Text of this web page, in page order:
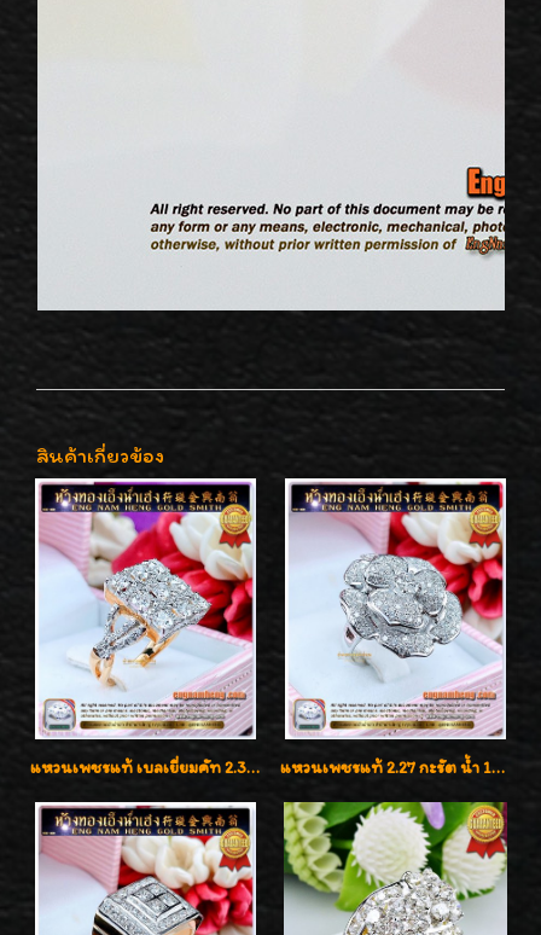
สินค้าเกี่ยวข้อง
แหวนเพชรแท้ เบลเยี่ยมคัท 2.39 กะรัต น้ำ 98 F-Color/VVS ดีไซน์หน้ากว้างหรูเต็มนิ้ว แหวนเพชรแท้ 2.27 กะรัต น้ำ 100% เบลเยี่ยมคัท ลวดลายดอกกุหลาบหรู